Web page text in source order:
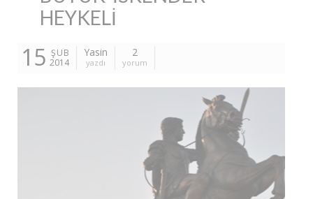
HEYKELI
15 ŞUB
2014
Yasin
yazdı
2
yorum